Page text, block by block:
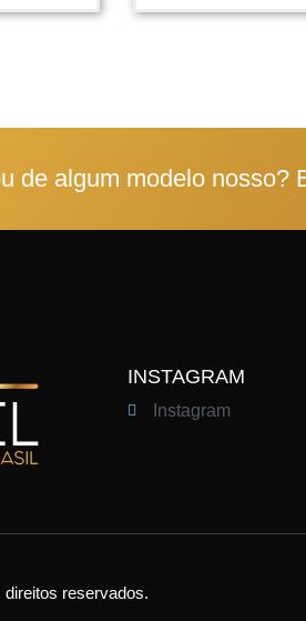
de algum modelo nosso?
INSTAGRAM
Instagram
direitos reservados.